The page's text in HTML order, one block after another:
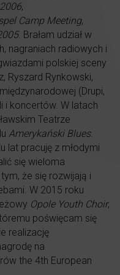
,
Camp Meeting,
. Brałam udział w
nagraniach radiowych i
polskiej sceny
Ryszard Rynkowski,
(Drupi,
i koncertów. W latach
Teatrze
Amerykański Blues.
lat pracuję z młodymi
się wieloma
że się rozwijają i
W 2015 roku
Opole Youth Choir,
poświęcam się
realizację
na
the 4th European